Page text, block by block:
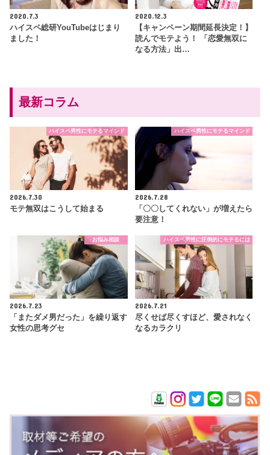
2020.7.3
ハイスペ総研YouTubeはじまり
ました！
2020.12.3
【キャンペーン期間延長決定！】
読んでモテよう！ 「恋愛無双に
なる方法」出…
最新コラム
ハイスペ男性にモテるマインド
2026.7.30
モテ無双はこうして始まる
ハイスペ男性にモテるマインド
2026.7.28
「〇〇してくれない」が増えたら
要注意！
お悩み相談
2026.7.23
「またダメ男だった」を繰り返す
女性の思考グセ
ハイスペ男性に圧倒的にモテるには
2026.7.21
尽くせば尽くすほど、愛されなく
なるカラクリ